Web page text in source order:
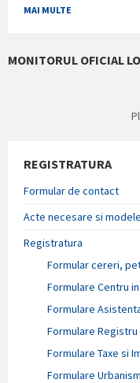
MAI MULTE
MONITORUL OFICIAL
REGISTRATURA
Formular de contact
Acte necesare si
Registratura
Formular cereri,
Formulare Centru
Formulare
Formulare
Formulare Taxe si
Formulare Urbanism